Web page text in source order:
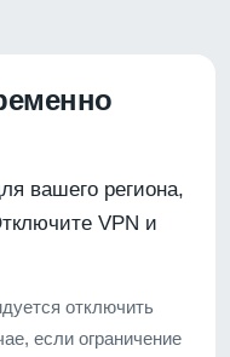
вашего региона,
VPN и
отключить
если ограничение